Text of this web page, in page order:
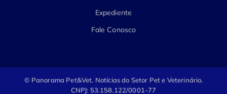
Expediente
Fale Conosco
© Panorama Pet&Vet. Notícias do Setor Pet e Veterinário.
CNPJ: 53.158.122/0001-77